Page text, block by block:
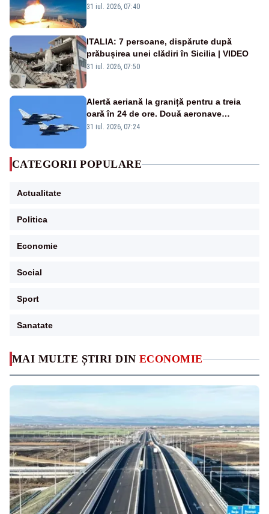
MAI MULTE ȘTIRI DIN ECONOMIE
americană, distrusă de o rachetă
31 iul. 2026, 07:40
ITALIA: 7 persoane, dispărute după
prăbușirea unei clădiri în Sicilia | VIDEO
31 iul. 2026, 07:50
Alertă aeriană la graniță pentru a treia
oară în 24 de ore. Două aeronave
Eurofighter britanice au fost ridicate de la
31 iul. 2026, 07:24
CATEGORII POPULARE
Actualitate
Politica
Economie
Social
Sport
Sanatate